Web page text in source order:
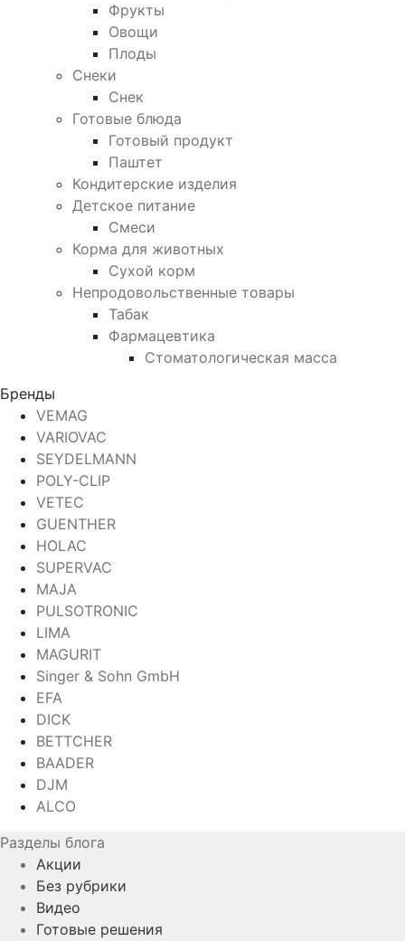
Фрукты
Овощи
Плоды
Снеки
Снек
Готовые блюда
Готовый продукт
Паштет
Кондитерские изделия
Детское питание
Смеси
Корма для животных
Сухой корм
Непродовольственные товары
Табак
Фармацевтика
Стоматологическая масса
Бренды
VEMAG
VARIOVAC
SEYDELMANN
POLY-CLIP
VETEC
GUENTHER
HOLAC
SUPERVAC
MAJA
PULSOTRONIC
LIMA
MAGURIT
Singer & Sohn GmbH
EFA
DICK
BETTCHER
BAADER
DJM
ALCO
Разделы блога
Акции
Без рубрики
Видео
Готовые решения